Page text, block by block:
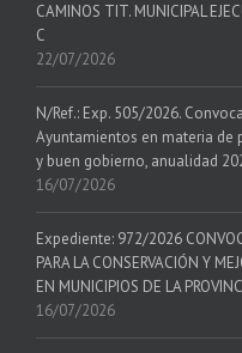
CAMINOS TIT. MUNICIPAL
C
22/07/2026
N/Ref.: Exp. 505/2026.
Ayuntamientos en materia de
y buen gobierno, anualidad
16/07/2026
Expediente: 972/2026
PARA LA CONSERVACIÓN Y
EN MUNICIPIOS DE LA
16/07/2026